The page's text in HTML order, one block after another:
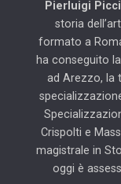
Pierluigi
storia
formato a
ha conseguito
ad Arezzo, la
Crispolti e
magistrale in
oggi è